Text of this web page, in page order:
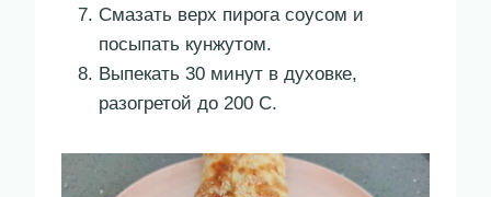
Смазать верх пирога соусом и
посыпать кунжутом.
Выпекать 30 минут в духовке,
разогретой до 200 С.